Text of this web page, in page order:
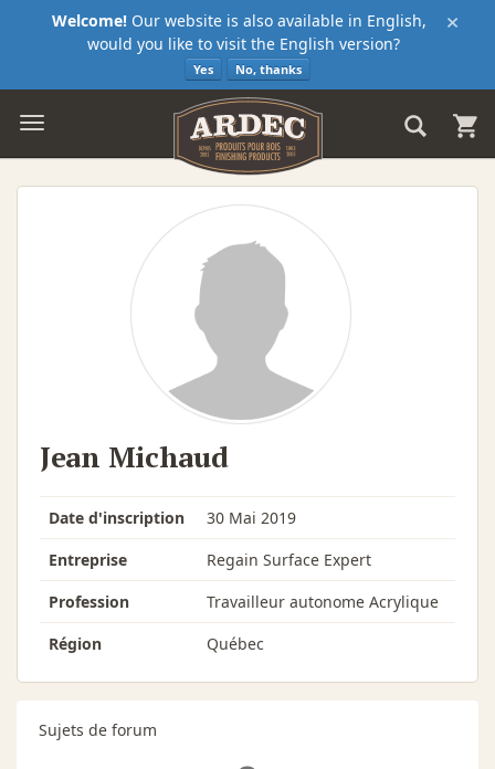
×
Welcome! Our website is also available in English,
would you like to visit the English version?
Yes No, thanks
Jean Michaud
Date d'inscription
30 Mai 2019
Entreprise
Regain Surface Expert
Profession
Travailleur autonome Acrylique
Région
Québec
Sujets de forum